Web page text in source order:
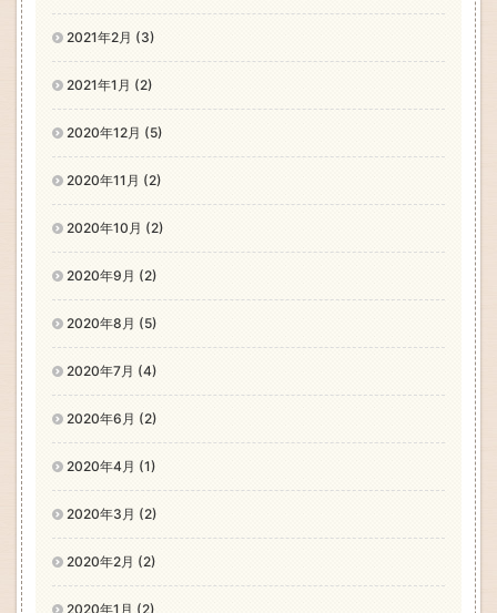
2021年2月 (3)
2021年1月 (2)
2020年12月 (5)
2020年11月 (2)
2020年10月 (2)
2020年9月 (2)
2020年8月 (5)
2020年7月 (4)
2020年6月 (2)
2020年4月 (1)
2020年3月 (2)
2020年2月 (2)
2020年1月 (2)